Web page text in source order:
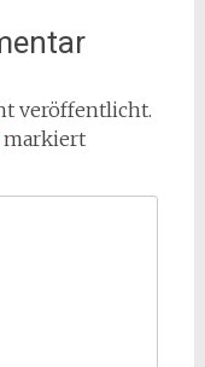
veröffentlicht.
markiert